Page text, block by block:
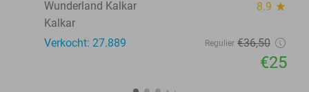
Wunderland Kalkar
8.9 star
Kalkar
Verkocht: 27.889
Regulier €36,50
€25